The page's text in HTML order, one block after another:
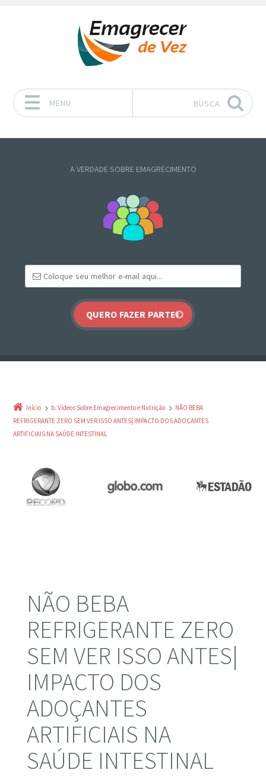
MENU BUSCA
A VERDADE SOBRE EMAGRECIMENTO
Início b. Vídeos Sobre Emagrecimento e Nutrição
NÃO BEBA
REFRIGERANTE ZERO SEM VER ISSO ANTES| IMPACTO DOS ADOÇANTES
ARTIFICIAIS NA SAÚDE INTESTINAL
NÃO BEBA
REFRIGERANTE ZERO
SEM VER ISSO ANTES|
IMPACTO DOS
ADOÇANTES
ARTIFICIAIS NA
SAÚDE INTESTINAL